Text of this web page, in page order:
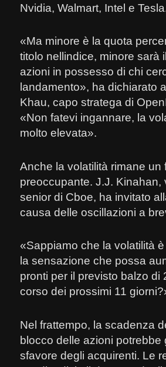
Nvidia, Walmart, Intel e
«Ma minore è la quota
titolo nellindice, minore sarà
azioni in possesso di chi
landamento», ha dichiarato
Khau, capo stratega di
«Non fatevi ingannare, la
molto elevata».
Anche la volatilità rimane un
preoccupante. J.J. Kinahan,
senior di Cboe, ha invitato
causa delle oscillazioni a
«Sappiamo che la volatilità
la sensazione che possa
pronti per il previsto balzo di
corso dei prossimi 11
Nel frattempo, la scadenza
blocco delle azioni potrebbe
sfavore degli acquirenti. Le